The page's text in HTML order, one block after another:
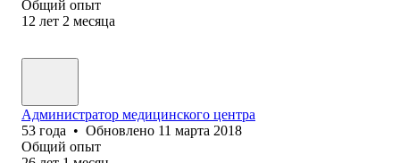
Общий опыт
12 лет 2 месяца
Администратор медицинского центра
53 года • Обновлено 11 марта 2018
Общий опыт